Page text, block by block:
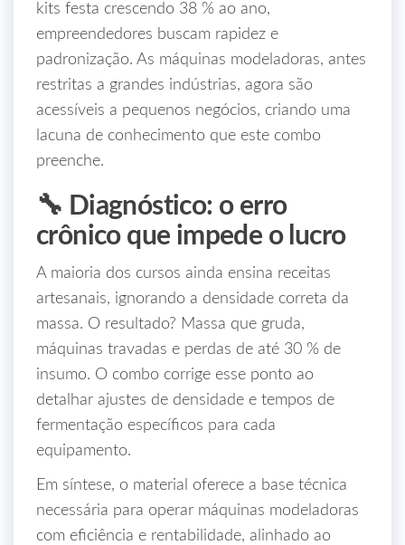
kits festa crescendo 38 % ao ano,
empreendedores buscam rapidez e
padronização. As máquinas modeladoras, antes
restritas a grandes indústrias, agora são
acessíveis a pequenos negócios, criando uma
lacuna de conhecimento que este combo
preenche.
🔧 Diagnóstico: o erro
crônico que impede o lucro
A maioria dos cursos ainda ensina receitas
artesanais, ignorando a densidade correta da
massa. O resultado? Massa que gruda,
máquinas travadas e perdas de até 30 % de
insumo. O combo corrige esse ponto ao
detalhar ajustes de densidade e tempos de
fermentação específicos para cada
equipamento.
Em síntese, o material oferece a base técnica
necessária para operar máquinas modeladoras
com eficiência e rentabilidade, alinhado ao